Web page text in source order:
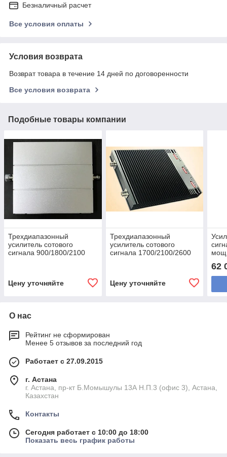
Безналичный расчет
Все условия оплаты
Условия возврата
Возврат товара в течение 14 дней по договоренности
Все условия возврата
Подобные товары компании
Трехдиапазонный
усилитель сотового
сигнала 900/1800/2100
Цену уточняйте
Трехдиапазонный
усилитель сотового
сигнала 1700/2100/2600
Цену уточняйте
62
О нас
Рейтинг не сформирован
Менее 5 отзывов за последний год
Работает с 27.09.2015
г. Астана
г. Астана, пр-кт Б.Момышулы 13А Н.П.3 (офис 3), Астана,
Казахстан
Контакты
Сегодня работает с 10:00 до 18:00
Показать весь график работы